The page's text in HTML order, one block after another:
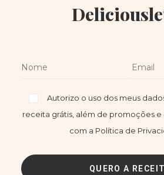
Autorizo o uso dos meus
receita grátis, além de promoções
com a Política de